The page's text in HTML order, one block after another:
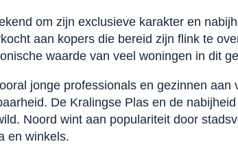
om zijn exclusieve karakter en
aan kopers die bereid zijn flink te
waarde van veel woningen in dit
jonge professionals en gezinnen
De Kralingse Plas en de
Noord wint aan populariteit door
en winkels.